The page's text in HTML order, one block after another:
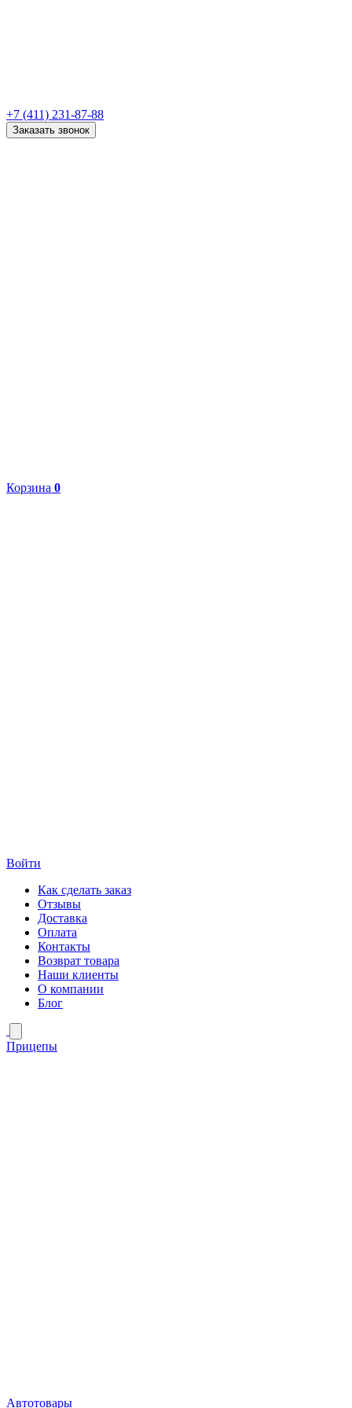
+7 (411) 231-87-88
Заказать звонок
Корзина 0
Войти
Как сделать заказ
Отзывы
Доставка
Оплата
Контакты
Возврат товара
Наши клиенты
О компании
Блог
Прицепы
Автотовары